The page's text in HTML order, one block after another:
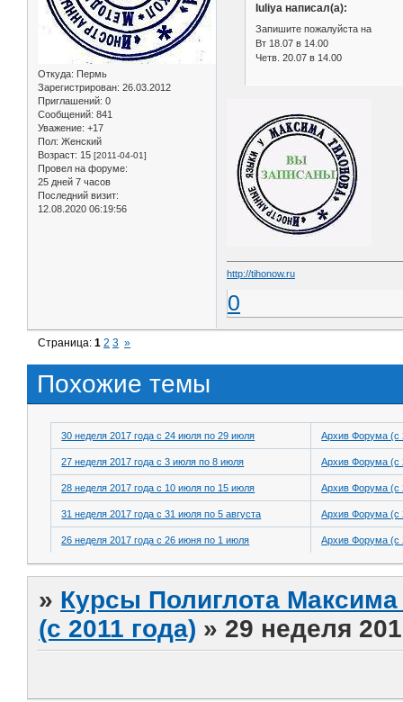
Откуда: Пермь
Зарегистрирован: 26.03.2012
Приглашений: 0
Сообщений: 841
Уважение: +17
Пол: Женский
Возраст: 15 [2011-04-01]
Провел на форуме:
25 дней 7 часов
Последний визит:
12.08.2020 06:19:56
Iuliya написал(а):
Запишите пожалуйста на
Вт 18.07 в 14.00
Четв. 20.07 в 14.00
http://tihonow.ru
0
Страница:1 2 3 »
Похожие темы
30 неделя 2017 года с 24 июля по 29 июля Архив Форума (с
27 неделя 2017 года с 3 июля по 8 июля Архив Форума (с
28 неделя 2017 года с 10 июля по 15 июля Архив Форума (с
31 неделя 2017 года с 31 июля по 5 августа Архив Форума (с
26 неделя 2017 года с 26 июня по 1 июля Архив Форума (с
» Курсы Полиглота
(с 2011 года) » 29 неделя